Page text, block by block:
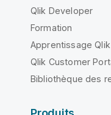
Qlik Developer
Formation
Apprentissage Qlik
Qlik Customer
Bibliothèque des